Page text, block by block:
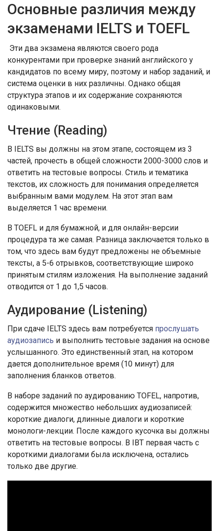
Основные различия между
экзаменами IELTS и TOEFL
Эти два экзамена являются своего рода
конкурентами при проверке знаний английского у
кандидатов по всему миру, поэтому и набор заданий, и
система оценки в них различны. Однако общая
структура этапов и их содержание сохраняются
одинаковыми.
Чтение (Reading)
В IELTS вы должны на этом этапе, состоящем из 3
частей, прочесть в общей сложности 2000-3000 слов и
ответить на тестовые вопросы. Стиль и тематика
текстов, их сложность для понимания определяется
выбранным вами модулем. На этот этап вам
выделяется 1 час времени.
В TOEFL и для бумажной, и для онлайн-версии
процедура та же самая. Разница заключается только в
том, что здесь вам будут предложены не объемные
тексты, а 5-6 отрывков, соответствующие широко
принятым стилям изложения. На выполнение заданий
отводится от 1 до 1,5 часов.
Аудирование (Listening)
При сдаче IELTS здесь вам потребуется прослушать
аудиозапись и выполнить тестовые задания на основе
услышанного. Это единственный этап, на котором
дается дополнительное время (10 минут) для
заполнения бланков ответов.
В наборе заданий по аудированию TOFEL, напротив,
содержится множество небольших аудиозаписей:
короткие диалоги, длинные диалоги и короткие
монологи-лекции. После каждого кусочка вы должны
ответить на тестовые вопросы. В IBT первая часть с
короткими диалогами была исключена, остались
только две другие.